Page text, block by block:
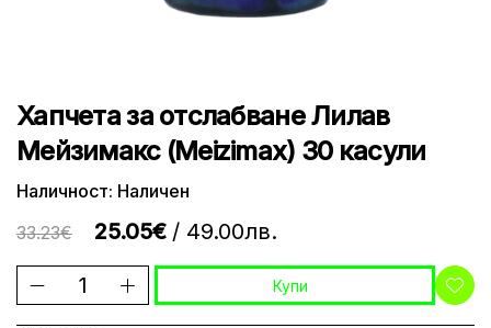
Хапчета за отслабване Лилав
Мейзимакс (Meizimax) 30 касули
Наличност: Наличен
33.23€
25.05€ / 49.00лв.
Купи